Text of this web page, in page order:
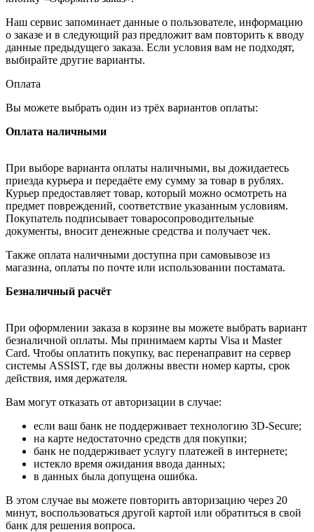
Наш сервис запоминает данные о пользователе, информацию
о заказе и в следующий раз предложит вам повторить к вводу
данные предыдущего заказа. Если условия вам не подходят,
выбирайте другие варианты.
Оплата
Вы можете выбрать один из трёх вариантов оплаты:
Оплата наличными
При выборе варианта оплаты наличными, вы дожидаетесь
приезда курьера и передаёте ему сумму за товар в рублях.
Курьер предоставляет товар, который можно осмотреть на
предмет повреждений, соответствие указанным условиям.
Покупатель подписывает товаросопроводительные
документы, вносит денежные средства и получает чек.
Также оплата наличными доступна при самовывозе из
магазина, оплаты по почте или использовании постамата.
Безналичный расчёт
При оформлении заказа в корзине вы можете выбрать вариант
безналичной оплаты. Мы принимаем карты Visa и Master
Card. Чтобы оплатить покупку, вас перенаправит на сервер
системы ASSIST, где вы должны ввести номер карты, срок
действия, имя держателя.
Вам могут отказать от авторизации в случае:
если ваш банк не поддерживает технологию 3D-Secure;
на карте недостаточно средств для покупки;
банк не поддерживает услугу платежей в интернете;
истекло время ожидания ввода данных;
в данных была допущена ошибка.
В этом случае вы можете повторить авторизацию через 20
минут, воспользоваться другой картой или обратиться в свой
банк для решения вопроса.